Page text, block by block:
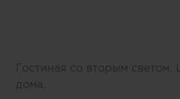
Гостиная со вторым светом.
дома.